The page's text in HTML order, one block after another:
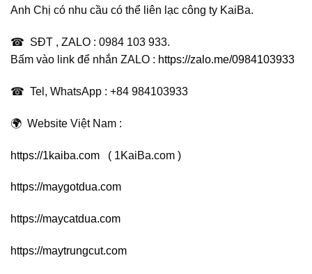
Anh Chị có nhu cầu có thể liên lạc công ty KaiBa.
☎ SĐT , ZALO : 0984 103 933.
Bấm vào link để nhắn ZALO : https://zalo.me/0984103933
☎ Tel, WhatsApp : +84 984103933
🌍 Website Việt Nam :
https://1kaiba.com ( 1KaiBa.com )
https://maygotdua.com
https://maycatdua.com
https://maytrungcut.com